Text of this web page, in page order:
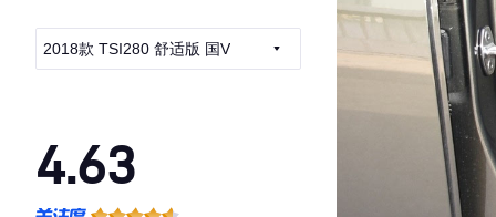
2018款 TSI280 舒适版 国V
4.63